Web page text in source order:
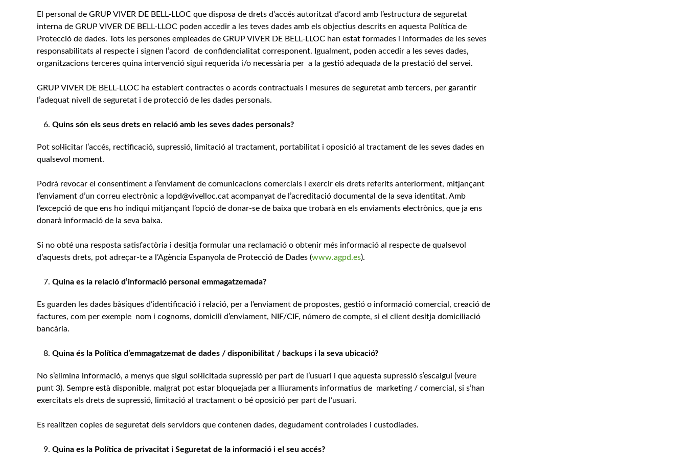
El personal de GRUP VIVER DE BELL-LLOC que disposa de drets d’accés autoritzat d’acord amb l’estructura de seguretat
interna de GRUP VIVER DE BELL-LLOC poden accedir a les teves dades amb els objectius descrits en aquesta Política de
Protecció de dades. Tots les persones empleades de GRUP VIVER DE BELL-LLOC han estat formades i informades de les seves
responsabilitats al respecte i signen l’acord de confidencialitat corresponent. Igualment, poden accedir a les seves dades,
organitzacions terceres quina intervenció sigui requerida i/o necessària per a la gestió adequada de la prestació del servei.
GRUP VIVER DE BELL-LLOC ha establert contractes o acords contractuals i mesures de seguretat amb tercers, per garantir
l’adequat nivell de seguretat i de protecció de les dades personals.
Quins són els seus drets en relació amb les seves dades personals?
Pot sol·licitar l’accés, rectificació, supressió, limitació al tractament, portabilitat i oposició al tractament de les seves dades en
qualsevol moment.
Podrà revocar el consentiment a l’enviament de comunicacions comercials i exercir els drets referits anteriorment, mitjançant
l’enviament d’un correu electrònic a lopd@vivelloc.cat acompanyat de l’acreditació documental de la seva identitat. Amb
l’excepció de que ens ho indiqui mitjançant l’opció de donar-se de baixa que trobarà en els enviaments electrònics, que ja ens
donarà informació de la seva baixa.
Si no obté una resposta satisfactòria i desitja formular una reclamació o obtenir més informació al respecte de qualsevol
d’aquests drets, pot adreçar-te a l’Agència Espanyola de Protecció de Dades (www.agpd.es).
Quina es la relació d’informació personal emmagatzemada?
Es guarden les dades bàsiques d’identificació i relació, per a l’enviament de propostes, gestió o informació comercial, creació de
factures, com per exemple nom i cognoms, domicili d’enviament, NIF/CIF, número de compte, si el client desitja domiciliació
bancària.
Quina és la Política d’emmagatzemat de dades / disponibilitat / backups i la seva ubicació?
No s’elimina informació, a menys que sigui sol·licitada supressió per part de l’usuari i que aquesta supressió s’escaigui (veure
punt 3). Sempre està disponible, malgrat pot estar bloquejada per a lliuraments informatius de marketing / comercial, si s’han
exercitats els drets de supressió, limitació al tractament o bé oposició per part de l’usuari.
Es realitzen copies de seguretat dels servidors que contenen dades, degudament controlades i custodiades.
Quina es la Política de privacitat i Seguretat de la informació i el seu accés?